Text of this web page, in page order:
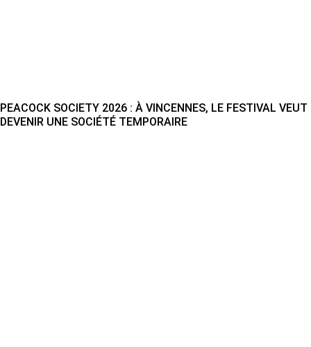
PEACOCK SOCIETY 2026 : À VINCENNES, LE FESTIVAL VEUT
DEVENIR UNE SOCIÉTÉ TEMPORAIRE